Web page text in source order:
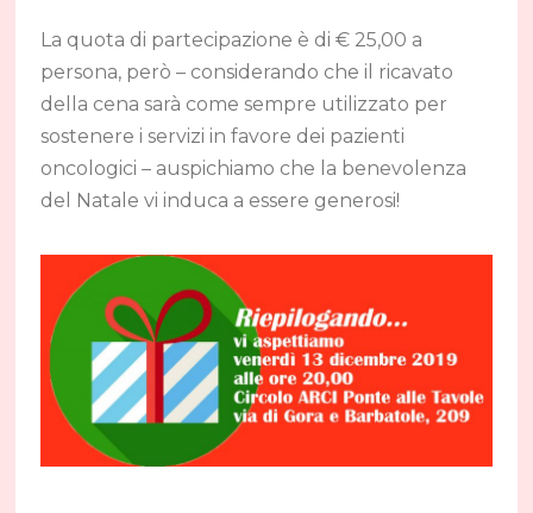
La quota di partecipazione è di € 25,00 a
persona, però – considerando che il ricavato
della cena sarà come sempre utilizzato per
sostenere i servizi in favore dei pazienti
oncologici – auspichiamo che la benevolenza
del Natale vi induca a essere generosi!